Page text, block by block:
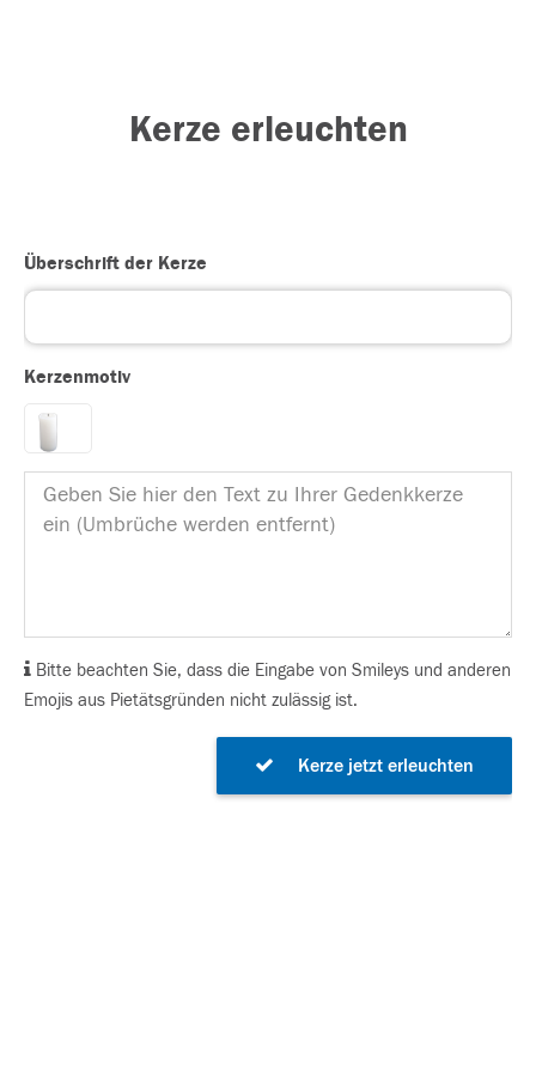
Kerze erleuchten
Überschrift der Kerze
Kerzenmotiv
Bitte beachten Sie, dass die Eingabe von Smileys und anderen
Emojis aus Pietätsgründen nicht zulässig ist.
Kerze jetzt erleuchten